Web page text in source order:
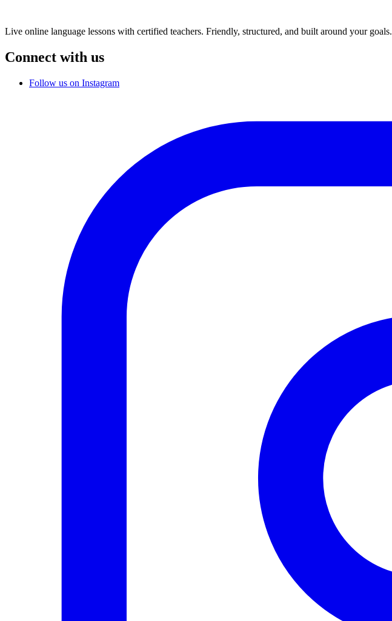
Live online language lessons with certified teachers. Friendly, structured, and built around your goals.
Connect with us
Follow us on Instagram